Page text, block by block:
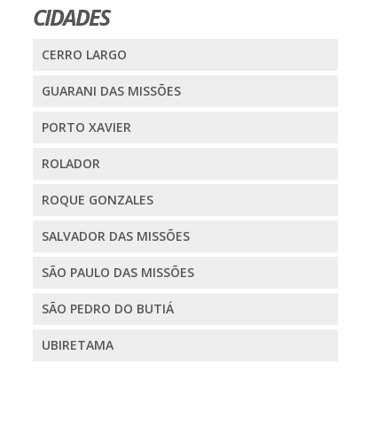
CIDADES
CERRO LARGO
GUARANI DAS MISSÕES
PORTO XAVIER
ROLADOR
ROQUE GONZALES
SALVADOR DAS MISSÕES
SÃO PAULO DAS MISSÕES
SÃO PEDRO DO BUTIÁ
UBIRETAMA